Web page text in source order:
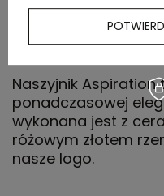
OPIS
Naszyjnik
ponadczasowej
wykonana jest z
różowym złotem
nasze logo.